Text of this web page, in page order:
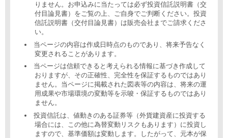
りません。お申込みに当たっては必ず投資信託説明書（交
付目論見書）をご覧の上、ご自身でご判断ください。投資
信託説明書（交付目論見書）は販売会社までご請求くださ
い。
当ページの内容は作成日時点のものであり、将来予告なく
変更されることがあります。
当ページは信頼できると考えられる情報に基づき作成して
おりますが、その正確性、完全性を保証するものではあり
ません。当ページに掲載された図表等の内容は、将来の運
用成果や市場環境の変動等を示唆・保証するものではあり
ません。
投資信託は、値動きのある証券等（外貨建資産に投資する
場合には、この他に為替変動リスクもあります）に投資し
ますので、基準価額は変動します。したがって、元本が保